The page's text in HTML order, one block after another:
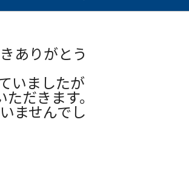
ありがとう
いましたが
だきます。
ませんでし